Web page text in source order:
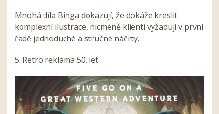
Mnohá díla Binga dokazují, že dokáže kreslit
komplexní ilustrace, nicméně klienti vyžadujív první
řadě jednoduché a stručné náčrty.
5. Retro reklama 50. let